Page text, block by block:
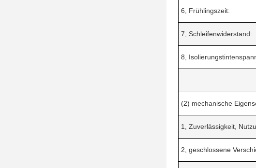
6, Frühlingszeit:
7, Schleifenwiderstand:
8,
(2) mechanische
1, Zuverlässigkeit,
2, geschlossene